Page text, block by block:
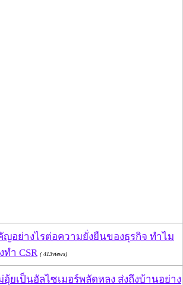
ญอย่างไรต่อความยั่งยืนของธุรกิจ ทำไม
ำ CSR ( 413views)
อุ้ยเป็นอัลไซเมอร์พลัดหลง ส่งถึงบ้านอย่าง